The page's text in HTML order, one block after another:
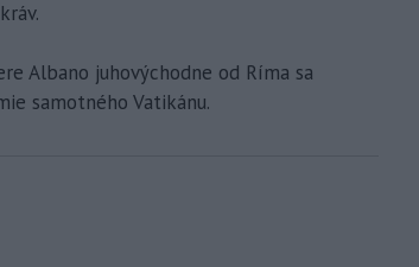
Albano juhovýchodne od Ríma sa
samotného Vatikánu.